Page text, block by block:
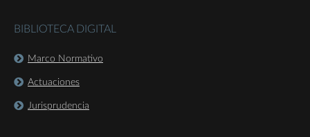
BIBLIOTECA DIGITAL
Marco Normativo
Actuaciones
Jurisprudencia